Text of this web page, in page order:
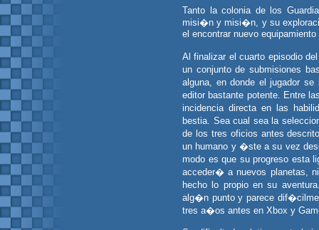
Tanto la colonia de los
misi�n y misi�n, y su
el encontrar nuevo
Al finalizar el cuarto episodio
un conjunto de submisiones
alguna, en donde el jugador
editor bastante potente. Entre
incidencia directa en las
bestia. Sea cual sea la
de los tres oficios antes
un humano y �ste a su vez
modo es que su progreso esta
acceder� a nuevos planetas,
hecho lo propio en su
alg�n punto y parece
tres a�os antes en Xbox y